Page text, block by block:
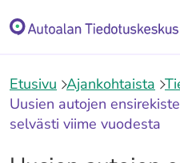
sisältöön
Etusivu
Etusivu Ajankohtaista
Uusien autojen
selvästi viime vuodesta